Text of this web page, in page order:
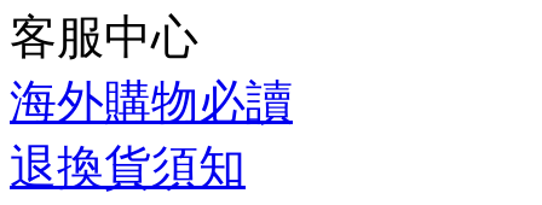
客服中心
海外購物必讀
退換貨須知